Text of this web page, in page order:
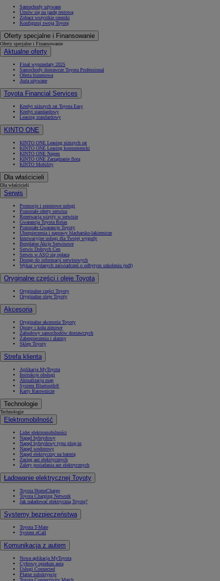
Samochody używane
Umów się na jazdę testową
Zobacz wszystkie cenniki
Konfiguruj swoją Toyotę
Oferty specjalne i Finansowanie
Oferty specjalne i Finansowanie
Aktualne oferty
Finał wyprzedaży 2025
Samochody dostawcze Toyota Professional
Oferta biznesowa
Auta używane
Toyota Financial Services
Kredyt niższych rat Toyota Easy
Kredyt standardowy
Leasing standardowy
KINTO ONE
KINTO ONE Leasing niższych rat
KINTO ONE Leasing konsumencki
KINTO ONE Najem
KINTO ONE Zarządzanie flotą
KINTO Mobility
Dla właścicieli
Dla właścicieli
Serwis
Promocje i sezonowe usługi
Pozostałe oferty serwisu
Rezerwacja wizyty w serwisie
Gwarancja Toyota Relax
Pozostałe Gwarancje Toyoty
Ubezpieczenia i naprawy blacharsko-lakiernicze
Innowacyjne usługi dla Twojej wygody
Bezpłatne Akcje Serwisowe
Serwis Dobrych Cen
Serwis w ASO się opłaca
Dostęp do informacji serwisowych
Wykaz wydanych zaświadczeń o odbytym szkoleniu (pdf)
Oryginalne części i oleje Toyota
Oryginalne części Toyoty
Oryginalne oleje Toyoty
Akcesoria
Oryginalne akcesoria Toyoty
Opony i koła zimowe
Zabudowy samochodów dostawczych
Zabezpieczenia i alarmy
Sklep Toyoty
Strefa klienta
Aplikacja MyToyota
Instrukcje obsługi
Aktualizacja map
System Bluetooth®
Karty Ratownicze
Technologie
Technologie
Elektromobilność
Lider elektromobilności
Napęd hybrydowy
Napęd hybrydowy typu plug-in
Napęd wodorowy
Napęd elektryczny na baterię
Zasięg aut elektrycznych
Zalety posiadania aut elektrycznych
Ładowanie elektrycznej Toyoty
Toyota HomeCharge
Toyota Charging Network
Jak naładować elektryczną Toyotę?
Systemy bezpieczeństwa
Toyota T-Mate
System eCall
Komunikacja z autem
Nowa aplikacja MyToyota
Cyfrowy opiekun auta
Usługi Connected
Płatne subskrypcje